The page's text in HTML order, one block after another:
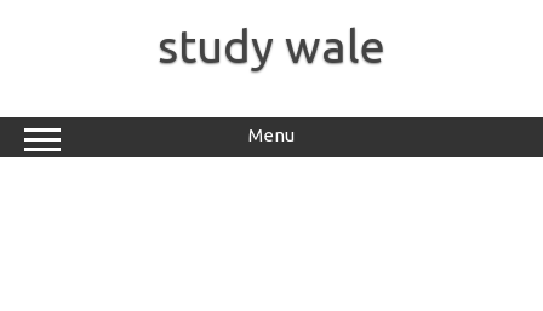
study wale
Menu